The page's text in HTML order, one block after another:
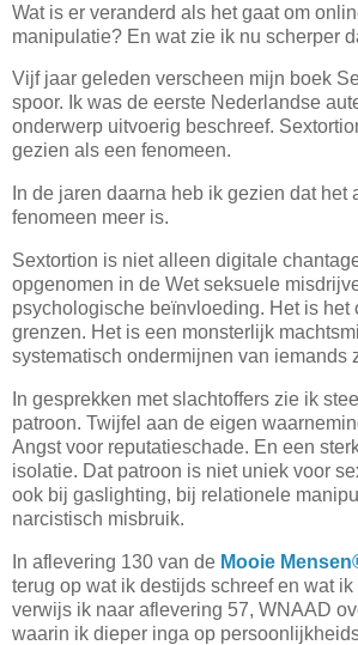
Wat is er veranderd als het gaat om
manipulatie? En wat zie ik nu scherper
Vijf jaar geleden verscheen mijn boek
spoor. Ik was de eerste Nederlandse
onderwerp uitvoerig beschreef.
gezien als een fenomeen.
In de jaren daarna heb ik gezien dat het
fenomeen meer is.
Sextortion is niet alleen digitale
opgenomen in de Wet seksuele
psychologische beïnvloeding. Het is het
grenzen. Het is een monsterlijk
systematisch ondermijnen van iemands
In gesprekken met slachtoffers zie ik
patroon. Twijfel aan de eigen
Angst voor reputatieschade. En een
isolatie. Dat patroon is niet uniek voor
ook bij gaslighting, bij relationele
narcistisch misbruik.
In aflevering 130 van de Mooie
terug op wat ik destijds schreef en wat
verwijs ik naar aflevering 57, WNAAD
waarin ik dieper inga op